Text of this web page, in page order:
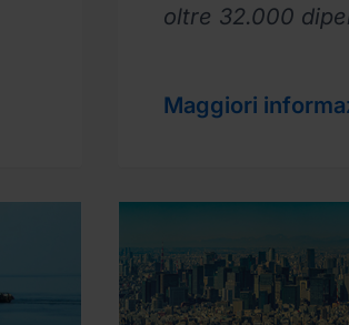
oltre 32.000
Maggiori